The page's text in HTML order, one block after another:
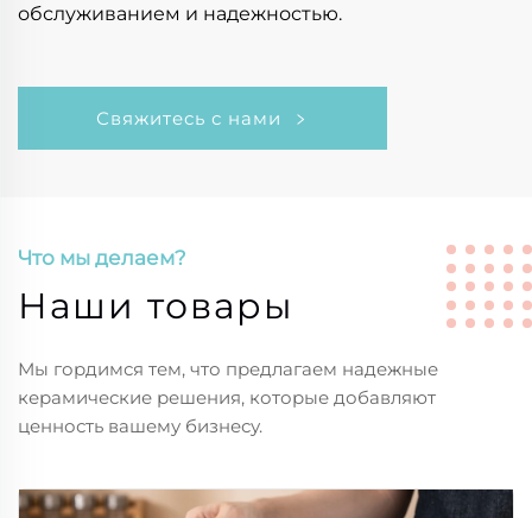
обслуживанием и надежностью.
Свяжитесь с нами
Что мы делаем?
Наши товары
Мы гордимся тем, что предлагаем надежные
керамические решения, которые добавляют
ценность вашему бизнесу.